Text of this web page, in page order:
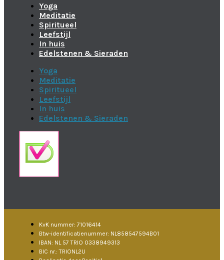
Yoga
Meditatie
Spiritueel
Leefstijl
In huis
Edelstenen & Sieraden
Yoga
Meditatie
Spiritueel
Leefstijl
In huis
Edelstenen & Sieraden
KvK nummer: 71016414
Btw-identificatienummer: NL858547594B01
IBAN: NL 57 TRIO 0338949313
BIC nr.: TRIONL2U